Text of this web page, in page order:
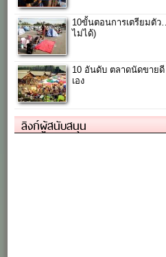
10ขั้นตอนการเตรียมตั
ไม่ได้)
10 อันดับ ตลาดนัดขาย
เอง
ลิงก์ผู้สนับสนุน